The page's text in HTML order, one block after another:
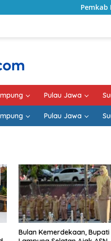
Pemkab Lampung
Pulau Jawa
Pulau Jawa
Sekda Lampung Selatan